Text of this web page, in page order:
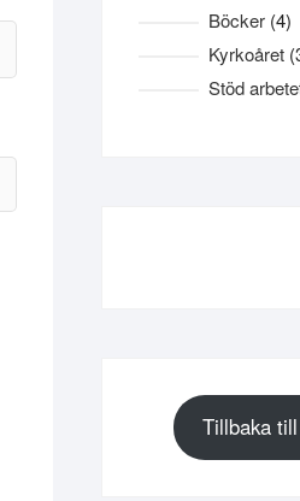
Böcker 44
Kyrkoåret
Stöd
Tillbaka